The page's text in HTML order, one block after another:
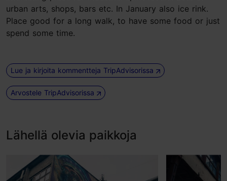
urban arts, shops, bars etc. In January also ice rink.
Place good for a long walk, to have some food or just
spend some time.
Lue ja kirjoita kommentteja TripAdvisorissa
Arvostele TripAdvisorissa
Lähellä olevia paikkoja